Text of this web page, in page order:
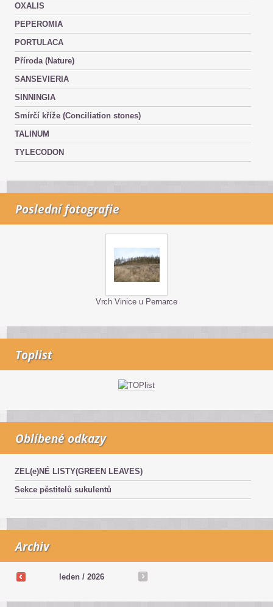
OXALIS
PEPEROMIA
PORTULACA
Příroda (Nature)
SANSEVIERIA
SINNINGIA
Smírčí kříže (Conciliation stones)
TALINUM
TYLECODON
Poslední fotografie
Vrch Vinice u Pernarce
Toplist
Oblíbené odkazy
ZEL(e)NÉ LISTY(GREEN LEAVES)
Sekce pěstitelů sukulentů
Archiv
leden / 2026